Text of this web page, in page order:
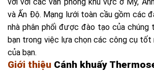
và Ấn Độ. Mạng lưới toàn cầu gồm các
nhà phân phối được đào tạo của chúng
bạn trong việc lựa chọn các công cụ tốt
của bạn.
Giới thiệu Cánh khuấy